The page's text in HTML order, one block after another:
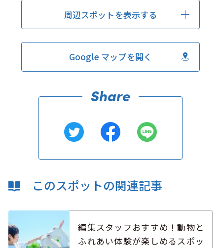
周辺スポットを表示する
Google マップを開く
このスポットの関連記事
編集スタッフおすすめ！動物と
ふれあい体験が楽しめるスポッ